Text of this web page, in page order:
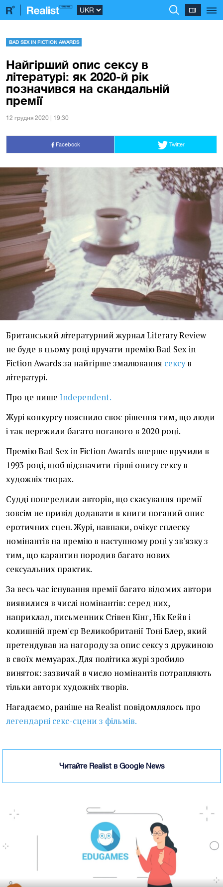
BAD SEX IN FICTION AWARDS
Найгірший опис сексу в
літературі: як 2020-й рік
позначився на скандальній
премії
12 грудня 2020 | 19:30
Facebook Twitter
Британський літературний журнал Literary Review
не буде в цьому році вручати премію Bad Sex in
Fiction Awards за найгірше змалювання сексув
літературі.
Про це пише Independent.
Журі конкурсу пояснило своє рішення тим, що люди
і так пережили багато поганого в 2020 році.
Премію Bad Sex in Fiction Awards вперше вручили в
1993 році, щоб відзначити гірші опису сексу в
художніх творах.
Судді попередили авторів, що скасування премії
зовсім не привід додавати в книги поганий опис
еротичних сцен. Журі, навпаки, очікує сплеску
номінантів на премію в наступному році у зв'язку з
тим, що карантин породив багато нових
сексуальних практик.
За весь час існування премії багато відомих автори
виявилися в числі номінантів: серед них,
наприклад, письменник Стівен Кінг, Нік Кейв і
колишній прем'єр Великобританії Тоні Блер, який
претендував на нагороду за опис сексу з дружиною
в своїх мемуарах. Для політика журі зробило
виняток: зазвичай в число номінантів потрапляють
тільки автори художніх творів.
Нагадаємо, раніше на Realist повідомлялось про
легендарні секс-сцени з фільмів.
Читайте Realist в Google News